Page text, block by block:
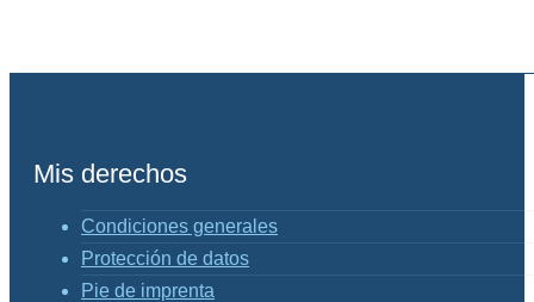
Mis derechos
Condiciones generales
Protección de datos
Pie de imprenta